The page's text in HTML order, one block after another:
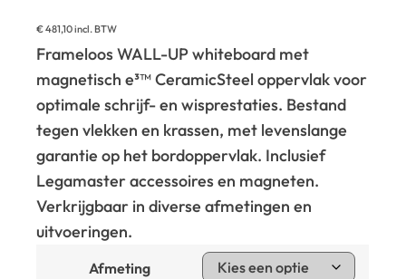
€481,10incl. BTW
Frameloos WALL-UP whiteboard met
magnetisch e³™ CeramicSteel oppervlak voor
optimale schrijf- en wisprestaties. Bestand
tegen vlekken en krassen, met levenslange
garantie op het bordoppervlak. Inclusief
Legamaster accessoires en magneten.
Verkrijgbaar in diverse afmetingen en
uitvoeringen.
Afmeting